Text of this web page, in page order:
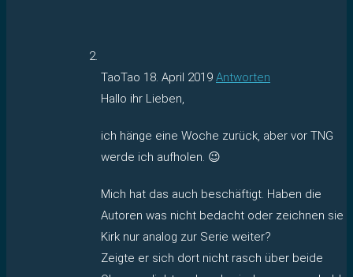
TaoTao 18. April 2019 Antworten
Hallo ihr Lieben,
ich hänge eine Woche zurück, aber vor TNG
werde ich aufholen. 😉
Mich hat das auch beschäftigt. Haben die
Autoren was nicht bedacht oder zeichnen sie
Kirk nur analog zur Serie weiter?
Zeigte er sich dort nicht rasch über beide